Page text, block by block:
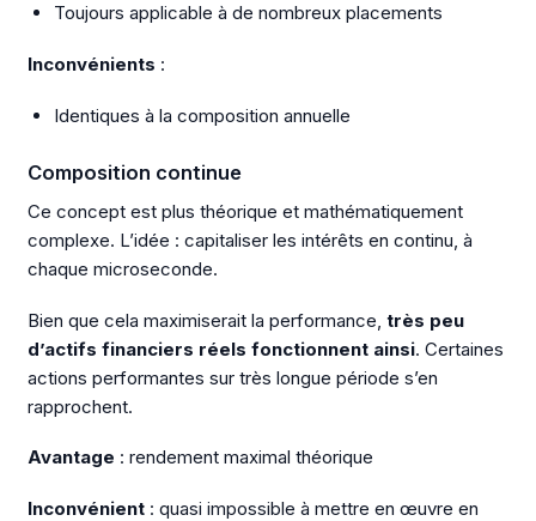
Toujours applicable à de nombreux placements
Inconvénients :
Identiques à la composition annuelle
Composition continue
Ce concept est plus théorique et mathématiquement
complexe. L’idée : capitaliser les intérêts en continu, à
chaque microseconde.
Bien que cela maximiserait la performance, très peu
d’actifs financiers réels fonctionnent ainsi. Certaines
actions performantes sur très longue période s’en
rapprochent.
Avantage : rendement maximal théorique
Inconvénient: quasi impossible à mettre en œuvre en